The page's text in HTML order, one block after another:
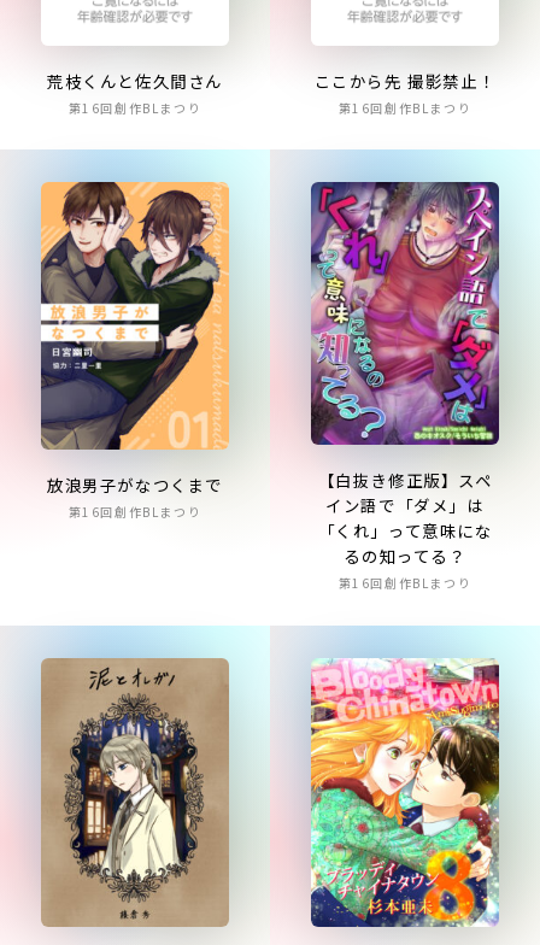
荒枝くんと佐久間さん
第16回創作BLまつり
ここから先 撮影禁止！
第16回創作BLまつり
放浪男子がなつくまで
第16回創作BLまつり
【白抜き修正版】スペ
イン語で「ダメ」は
「くれ」って意味にな
るの知ってる？
第16回創作BLまつり